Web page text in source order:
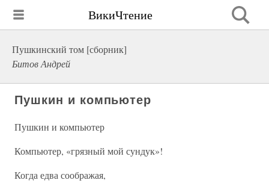
ВикиЧтение
Пушкинский том [сборник]
Битов Андрей
Пушкин и компьютер
Пушкин и компьютер
Компьютер, «грязный мой сундук»!
Когда едва соображая,